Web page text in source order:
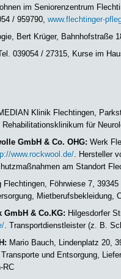
im Seniorenzentrum
/ 959790, www.flechtinger-
Bert Krüger, Bahnhofstraße
039054 / 27315, Kurse im
Klinik Flechtingen,
Rehabilitationsklinikum für
GmbH & Co. OHG: Werk
www.rockwool.de/. Hersteller
am Standort
Flechtingen, Föhrwiese 7,
GmbH & Co.KG: Hilgesdorfer
. Transportdienstleister (z. B.
Mario Bauch, Lindenplatz 20,
Transporte und Entsorgung,
RC